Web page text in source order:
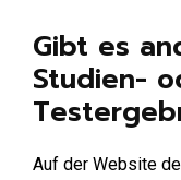
Gibt es
Studien-
Auf der Website